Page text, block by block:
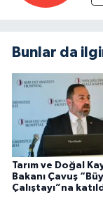
Bunlar da
Tarım ve Doğal
Bakanı Çavuş
Çalıştayı”na